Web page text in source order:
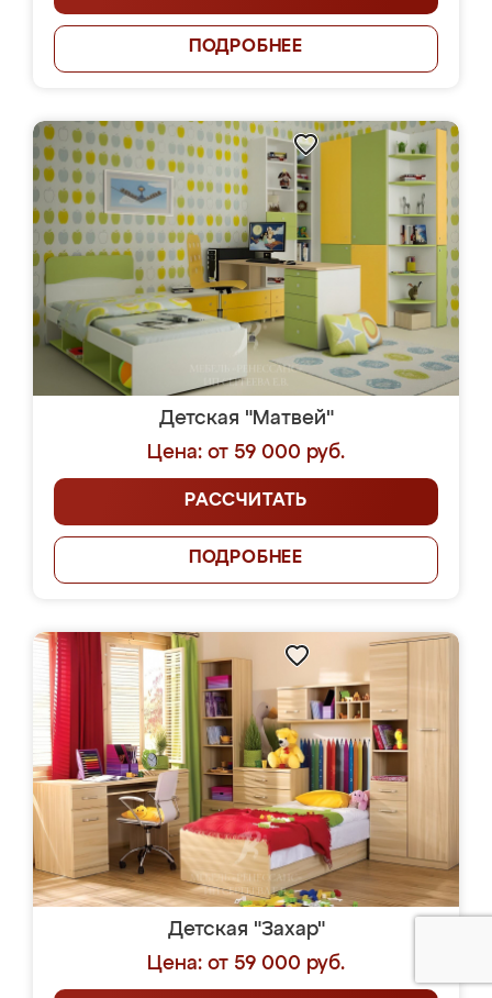
ПОДРОБНЕЕ
Детская "Матвей"
Цена: от 59 000 руб.
РАССЧИТАТЬ
ПОДРОБНЕЕ
Детская "Захар"
Цена: от 59 000 руб.